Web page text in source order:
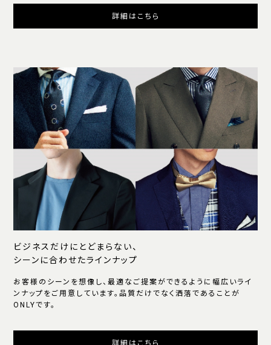
詳細はこちら
ビジネスだけにとどまらない、
シーンに合わせたラインナップ
お客様のシーンを想像し、最適なご提案ができるように幅広いライ
ンナップをご用意しています。品質だけでなく洒落であることが
ONLYです。
詳細はこちら